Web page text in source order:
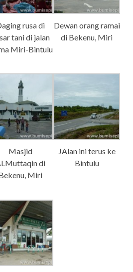
rusa di
tani di jalan
Miri-Bintulu
Dewan orang ramai
di Bekenu, Miri
Masjid
di
Miri
JAlan ini terus ke
Bintulu